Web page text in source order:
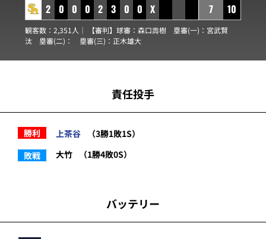
2 0 0 0 2 3 0 0 X
7
10
観客数：2,351人｜ 【審判】球審： 森口壽樹 塁審(一)： 宮武賢
汰 塁審(二)： 塁審(三)： 正木雄大
責任投手
勝利 上茶谷
（3勝1敗1S）
敗戦
大竹 （1勝4敗0S）
バッテリー